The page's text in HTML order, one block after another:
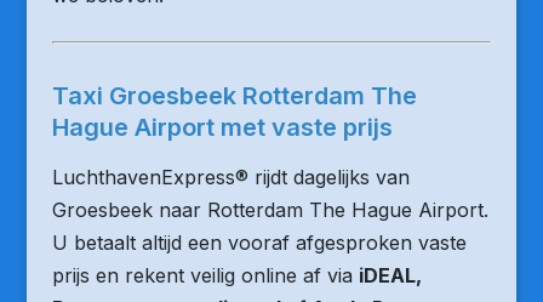
Taxi Groesbeek Rotterdam The
Hague Airport met vaste prijs
LuchthavenExpress® rijdt dagelijks van
Groesbeek naar Rotterdam The Hague Airport.
U betaalt altijd een vooraf afgesproken vaste
prijs en rekent veilig online af via iDEAL,